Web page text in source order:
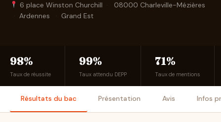
6 place Winston Churchill ·
08000 Charleville-Mézières
· Ardennes · Grand Est
98%
Taux de réussite
99%
Taux attendu DEPP
71%
Taux de mentions
Résultats du bac Présentation Avis Infos